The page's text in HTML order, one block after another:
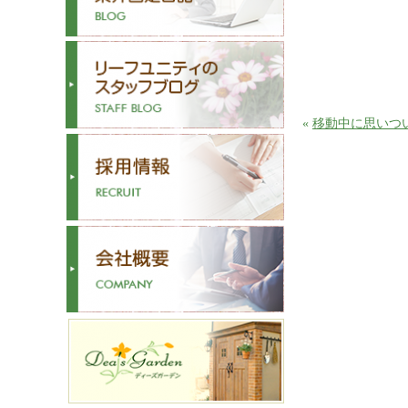
« 移動中に思いつ